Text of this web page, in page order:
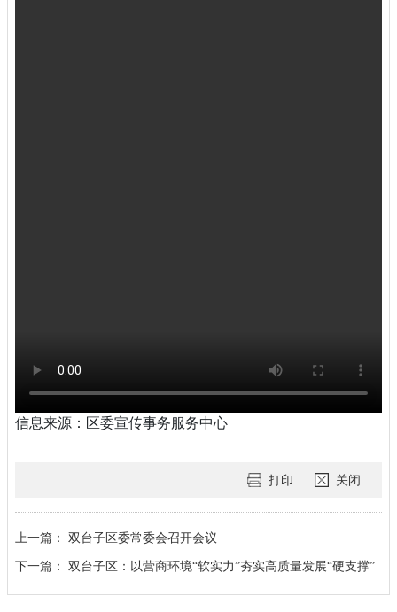
信息来源：区委宣传事务服务中心
打印 关闭
上一篇：
双台子区委常委会召开会议
下一篇：
双台子区：以营商环境“软实力”夯实高质量发展“硬支撑”